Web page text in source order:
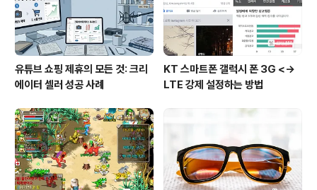
유튜브 쇼핑 제휴의 모든 것: 크리
에이터 셀러 성공 사례
KT 스마트폰 갤럭시 폰 3G <->
LTE 강제 설정하는 방법